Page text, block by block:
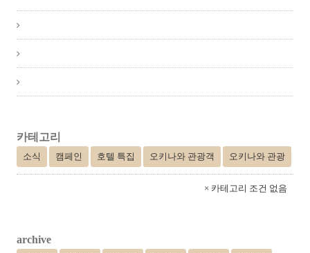
카테고리
소식 캠페인 호텔 특집 오키나와 관광객 오키나와 관광
× 카테고리 조건 없음
archive